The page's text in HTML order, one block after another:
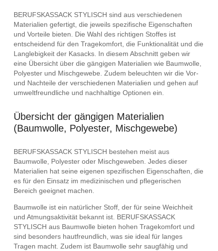
BERUFSKASSACK STYLISCH sind aus verschiedenen
Materialien gefertigt, die jeweils spezifische Eigenschaften
und Vorteile bieten. Die Wahl des richtigen Stoffes ist
entscheidend für den Tragekomfort, die Funktionalität und die
Langlebigkeit der Kasacks. In diesem Abschnitt geben wir
eine Übersicht über die gängigen Materialien wie Baumwolle,
Polyester und Mischgewebe. Zudem beleuchten wir die Vor-
und Nachteile der verschiedenen Materialien und gehen auf
umweltfreundliche und nachhaltige Optionen ein.
Übersicht der gängigen Materialien
(Baumwolle, Polyester, Mischgewebe)
BERUFSKASSACK STYLISCH bestehen meist aus
Baumwolle, Polyester oder Mischgeweben. Jedes dieser
Materialien hat seine eigenen spezifischen Eigenschaften, die
es für den Einsatz im medizinischen und pflegerischen
Bereich geeignet machen.
Baumwolle ist ein natürlicher Stoff, der für seine Weichheit
und Atmungsaktivität bekannt ist. BERUFSKASSACK
STYLISCH aus Baumwolle bieten hohen Tragekomfort und
sind besonders hautfreundlich, was sie ideal für langes
Tragen macht. Zudem ist Baumwolle sehr saugfähig und